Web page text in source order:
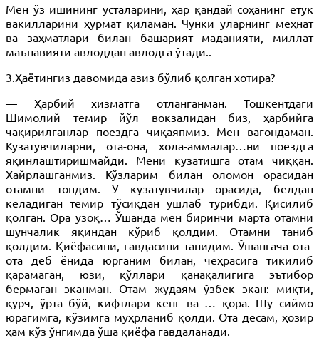
Мен ўз ишининг усталарини, ҳар қандай соҳанинг етук
вакилларини ҳурмат қиламан. Чунки уларнинг меҳнат
ва заҳматлари билан башарият маданияти, миллат
маънавияти авлоддан авлодга ўтади..
3.Ҳаётингиз давомида азиз бўлиб қолган хотира?
— Ҳарбий хизматга отланганман. Тошкентдаги
Шимолий темир йўл вокзалидан биз, ҳарбийга
чақирилганлар поездга чиқаяпмиз. Мен вагондаман.
Кузатувчиларни, ота-она, хола-аммалар…ни поездга
яқинлаштиришмайди. Мени кузатишга отам чиққан.
Хайрлашганмиз. Кўзларим билан оломон орасидан
отамни топдим. У кузатувчилар орасида, белдан
келадиган темир тўсиқдан ушлаб турибди. Қисилиб
қолган. Ора узоқ… Ўшанда мен биринчи марта отамни
шунчалик яқиндан кўриб қолдим. Отамни таниб
қолдим. Қиёфасини, гавдасини танидим. Ўшангача ота-
ота деб ёнида юрганим билан, чеҳрасига тикилиб
қарамаган, юзи, қўллари қанақалигига эътибор
бермаган эканман. Отам жудаям ўзбек экан: миқти,
қурч, ўрта бўй, кифтлари кенг ва … қора. Шу сиймо
юрагимга, кўзимга муҳрланиб қолди. Ота десам, ҳозир
ҳам кўз ўнгимда ўша қиёфа гавдаланади.